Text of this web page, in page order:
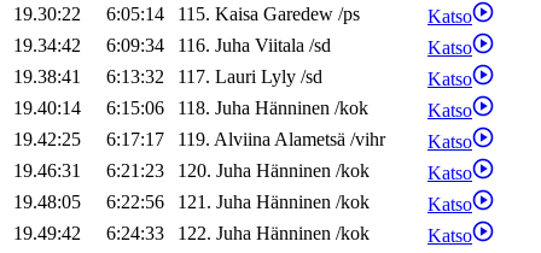
19.30:22
6:05:14 115. Kaisa Garedew /ps
Katso
19.34:42
6:09:34 116. Juha Viitala /sd
Katso
19.38:41
6:13:32 117. Lauri Lyly /sd
Katso
19.40:14
6:15:06 118. Juha Hänninen /kok
Katso
19.42:25
6:17:17 119. AlviinaAlametsä /vihr
Katso
19.46:31
6:21:23 120. Juha Hänninen /kok
Katso
19.48:05
6:22:56 121. Juha Hänninen /kok
Katso
19.49:42
6:24:33 122. Juha Hänninen /kok Katso